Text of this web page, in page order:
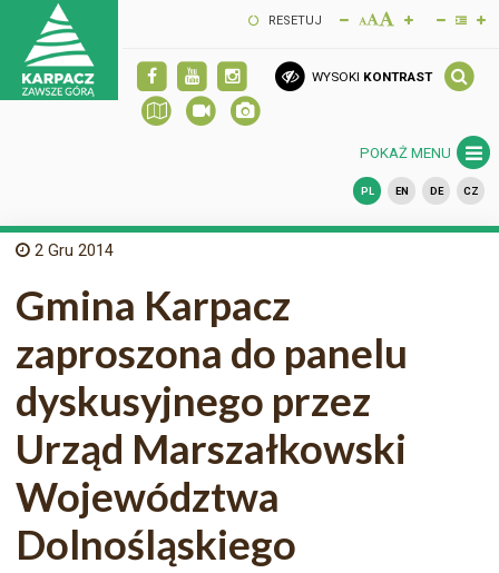
RESETUJ
WYSOKI KONTRAST
POKAŻ MENU
PL EN DE CZ
2 Gru 2014
Gmina Karpacz
zaproszona do panelu
dyskusyjnego przez
Urząd Marszałkowski
Województwa
Dolnośląskiego